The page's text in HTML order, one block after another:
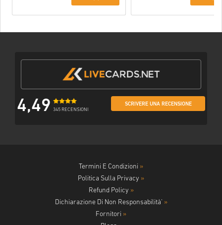
4,49 345 RECENSIONI
SCRIVERE UNA RECENSIONE
Termini E Condizioni »
Politica Sulla Privacy »
Refund Policy »
Dichiarazione Di Non Responsabilità' »
Fornitori »